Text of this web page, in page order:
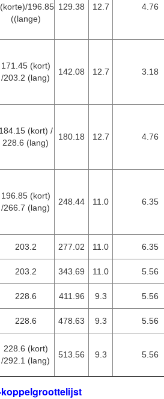
196.85
((lange)
129.38 12.7 4.76
171.45 (kort)
/203.2 (lang)
142.08 12.7 3.18
184.15 (kort) /
228.6 (lang)
180.18 12.7 4.76
196.85 (kort)
/266.7 (lang)
248.44 11.0 6.35
203.2 277.02 11.0 6.35
203.2 343.69 11.0 5.56
228.6 411.96 9.3 5.56
228.6 478.63 9.3 5.56
228.6 (kort)
/292.1 (lang)
513.56 9.3 5.56
koppelgroottelijst